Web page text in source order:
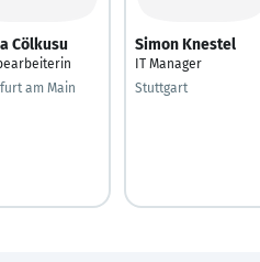
Cölkusu
am Main
Simon Knestel
IT Manager
Stuttgart